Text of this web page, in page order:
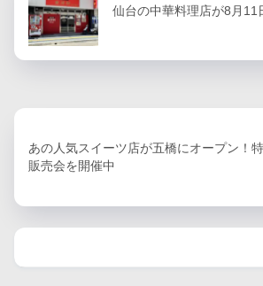
仙台の中華料理店が8月11
あの人気スイーツ店が五橋にオープン！
販売会を開催中